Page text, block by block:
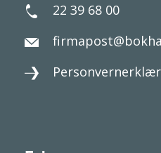
22 39 68 00